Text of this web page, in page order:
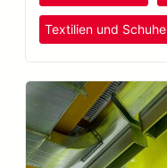
Textilien und Schuhe